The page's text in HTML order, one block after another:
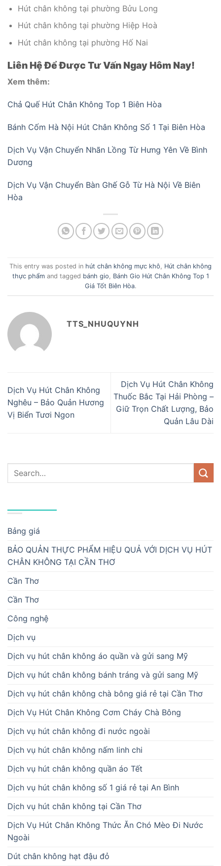
Hút chân không tại phường Bửu Long
Hút chân không tại phường Hiệp Hoà
Hút chân không tại phường Hố Nai
Liên Hệ Để Được Tư Vấn Ngay Hôm Nay!
Xem thêm:
Chả Quế Hút Chân Không Top 1 Biên Hòa
Bánh Cốm Hà Nội Hút Chân Không Số 1 Tại Biên Hòa
Dịch Vụ Vận Chuyển Nhãn Lồng Từ Hưng Yên Về Bình
Dương
Dịch Vụ Vận Chuyển Bàn Ghế Gỗ Từ Hà Nội Về Biên
Hòa
This entry was posted in hút chân không mực khô
Hút chân không
thực phẩmand tagged bánh gio
Bánh Gio Hút Chân Không Top 1
Giá Tốt Biên Hòa.
TTS_NHUQUYNH
Dịch Vụ Hút Chân Không
Nghêu – Bảo Quản Hương
Vị Biển Tươi Ngon
Dịch Vụ Hút Chân Không
Thuốc Bắc Tại Hải Phòng –
Giữ Trọn Chất Lượng, Bảo
Quản Lâu Dài
Bảng giá
BẢO QUẢN THỰC PHẨM HIỆU QUẢ VỚI DỊCH VỤ HÚT
CHÂN KHÔNG TẠI CẦN THƠ
Cần Thơ
Cần Thơ
Công nghệ
Dịch vụ
Dịch vụ hút chân không áo quần và gửi sang Mỹ
Dịch vụ hút chân không bánh tráng và gửi sang Mỹ
Dịch vụ hút chân không chà bông giá rẻ tại Cần Thơ
Dịch Vụ Hút Chân Không Cơm Cháy Chà Bông
Dịch vụ hút chân không đi nước ngoài
Dịch vụ hút chân không nấm linh chi
Dịch vụ hút chân không quần áo Tết
Dịch vụ hút chân không số 1 giá rẻ tại An Bình
Dịch vụ hút chân không tại Cần Thơ
Dịch Vụ Hút Chân Không Thức Ăn Chó Mèo Đi Nước
Ngoài
Dút chân không hạt đậu đỏ